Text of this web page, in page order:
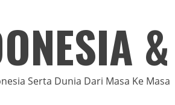
Serta Dunia Dari Masa Ke Masa